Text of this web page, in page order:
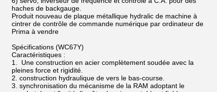
haches de backgauge.
Produit nouveau de plaque métallique hydralic de machine à
cintrer de contrôle de commande numérique par ordinateur de
Prima à vendre
Spécifications (WC67Y)
Caractéristiques :
1. Une construction en acier complètement soudée avec la
pleines force et rigidité.
2. construction hydraulique de vers le bas-course.
3. synchronisation du mécanisme de la RAM adoptant le